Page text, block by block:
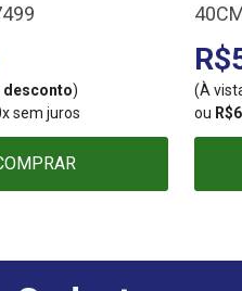
desconto)
sem juros
(À
ou